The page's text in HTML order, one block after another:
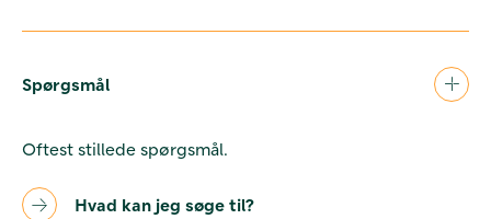
Spørgsmål
Oftest stillede spørgsmål.
Hvad kan jeg søge til?